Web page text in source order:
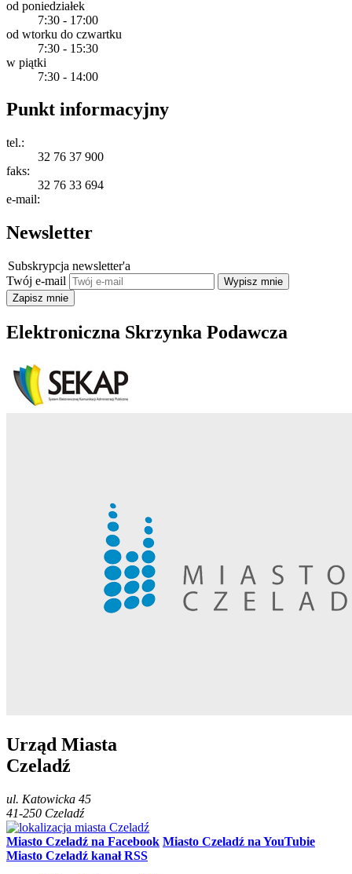
od poniedziałek
7:30 - 17:00
od wtorku do czwartku
7:30 - 15:30
w piątki
7:30 - 14:00
Punkt informacyjny
tel.:
32 76 37 900
faks:
32 76 33 694
e-mail:
Newsletter
Subskrypcja newsletter'a
Twój e-mail
Elektroniczna Skrzynka Podawcza
Urząd Miasta
Czeladź
ul. Katowicka 45
41-250 Czeladź
Miasto Czeladź na Facebook Miasto Czeladź na YouTubie
Miasto Czeladź kanał RSS